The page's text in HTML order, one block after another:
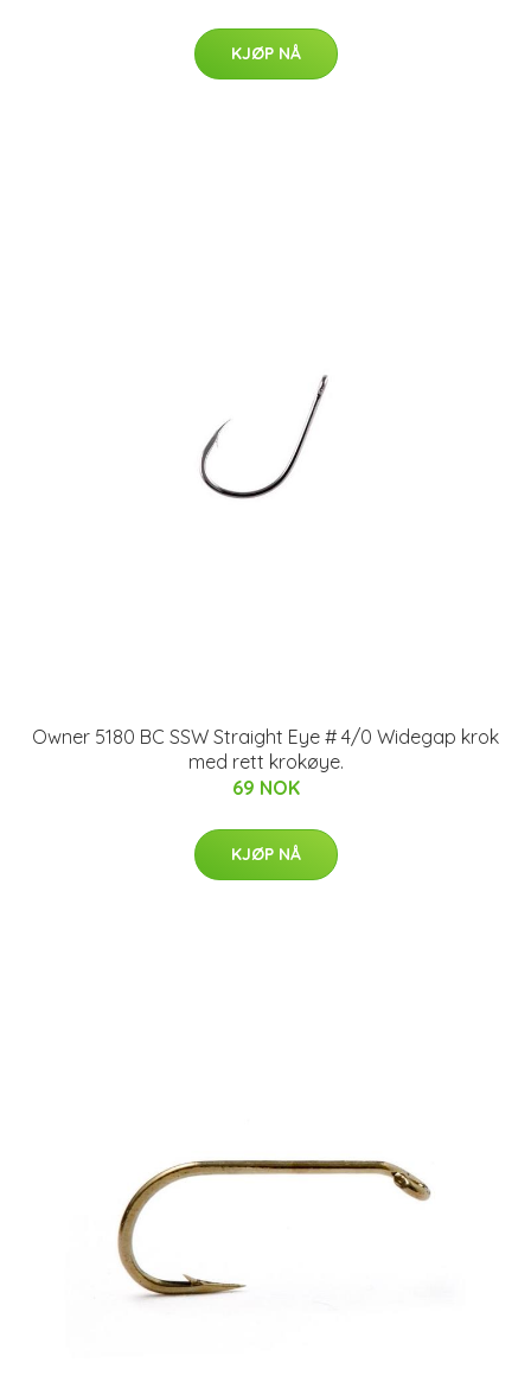
KJØP NÅ
Owner 5180 BC SSW Straight Eye # 4/0 Widegap krok
med rett krokøye.
69 NOK
KJØP NÅ